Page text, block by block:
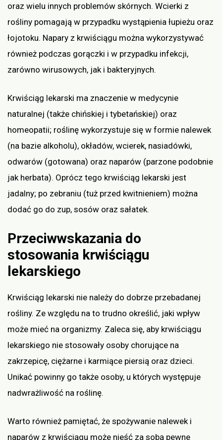
oraz wielu innych problemów skórnych. Wcierki z
rośliny pomagają w przypadku wystąpienia łupieżu oraz
łojotoku. Napary z krwiściągu można wykorzystywać
również podczas gorączki i w przypadku infekcji,
zarówno wirusowych, jak i bakteryjnych.
Krwiściąg lekarski ma znaczenie w medycynie
naturalnej (także chińskiej i tybetańskiej) oraz
homeopatii; roślinę wykorzystuje się w formie nalewek
(na bazie alkoholu), okładów, wcierek, nasiadówki,
odwarów (gotowana) oraz naparów (parzone podobnie
jak herbata). Oprócz tego krwiściąg lekarski jest
jadalny; po zebraniu (tuż przed kwitnieniem) można
dodać go do zup, sosów oraz sałatek.
Przeciwwskazania do
stosowania krwiściągu
lekarskiego
Krwiściąg lekarski nie należy do dobrze przebadanej
rośliny. Ze względu na to trudno określić, jaki wpływ
może mieć na organizmy. Zaleca się, aby krwiściągu
lekarskiego nie stosowały osoby chorujące na
zakrzepicę, ciężarne i karmiące piersią oraz dzieci.
Unikać powinny go także osoby, u których występuje
nadwrażliwość na roślinę.
Warto również pamiętać, że spożywanie nalewek i
naparów z krwiściągu może nieść za sobą pewne